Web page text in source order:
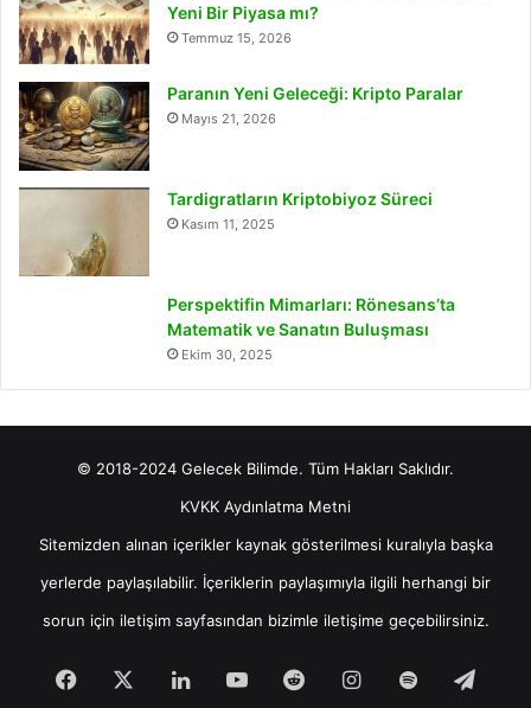
Yeni Bir Piyasa mı?
Temmuz 15, 2026
Paranın Yeni Geleceği: Kripto Paralar
Mayıs 21, 2026
Tardigratların Kriptobiyoz Süreci
Kasım 11, 2025
Perspektifin Mimarları: Rönesans’ta
Matematik ve Sanatın Buluşması
Ekim 30, 2025
© 2018-2024 Gelecek Bilimde. Tüm Hakları Saklıdır.
KVKK Aydınlatma Metni
Sitemizden alınan içerikler kaynak gösterilmesi kuralıyla başka
yerlerde paylaşılabilir. İçeriklerin paylaşımıyla ilgili herhangi bir
sorun için iletişimsayfasından bizimle iletişime geçebilirsiniz.
Facebook LinkedInYouTubeRedditInstagram
Spotify